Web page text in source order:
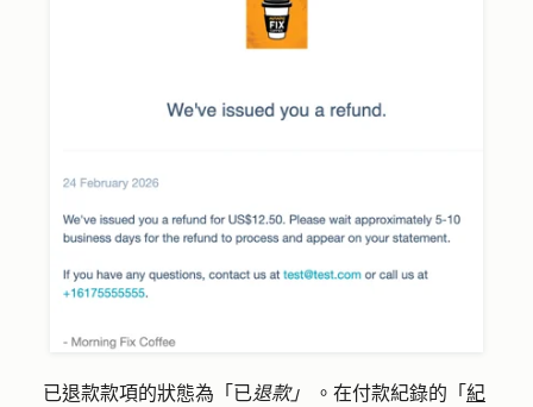
已退款款項的狀態為「已退款」 。在付款紀錄的「 紀